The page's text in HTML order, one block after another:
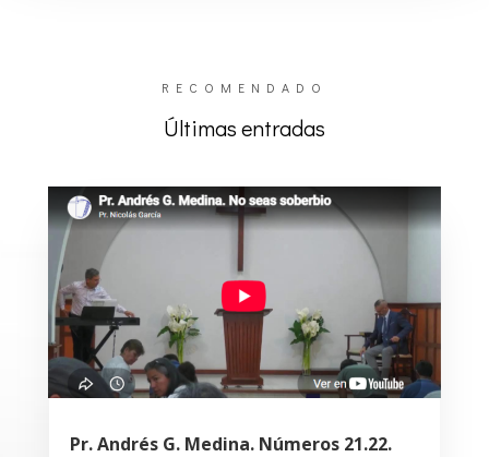
RECOMENDADO
Últimas entradas
Pr. Andrés G. Medina. Números 21.22.